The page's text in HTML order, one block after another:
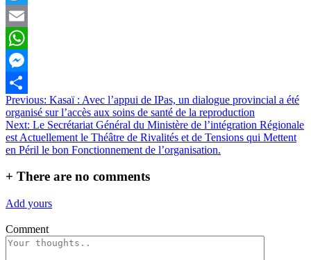
Twitter
Email
WhatsApp
Messenger
Partager
Navigation
de
l’article
Previous: Kasaï : Avec l’appui de IPas, un dialogue provincial a été
organisé sur l’accès aux soins de santé de la reproduction
Next: Le Secrétariat Général du Ministère de l’intégration Régionale
est Actuellement le Théâtre de Rivalités et de Tensions qui Mettent
en Péril le bon Fonctionnement de l’organisation.
+ There are no comments
Add yours
Comment